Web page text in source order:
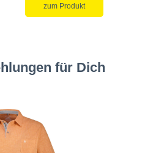
zum Produkt
für Dich